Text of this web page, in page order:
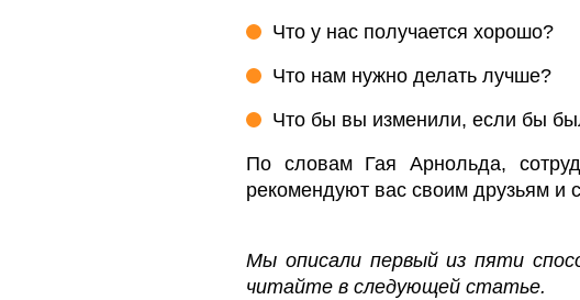
Что у нас получается хорошо?
Что нам нужно делать лучше?
Что бы вы изменили, если бы
По словам Гая Арнольда,
рекомендуют вас своим друзьям и
Мы описали первый из пяти
читайте в следующей статье.